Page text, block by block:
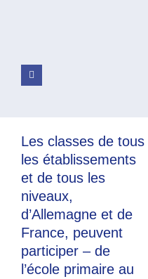
Les classes de tous
les établissements
et de tous les
niveaux,
d’Allemagne et de
France, peuvent
participer – de
l’école primaire au